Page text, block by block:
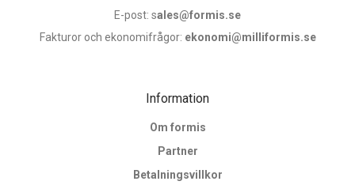
E-post: sales@formis.se
Fakturor och ekonomifrågor: ekonomi@milliformis.se
Information
Om formis
Partner
Betalningsvillkor